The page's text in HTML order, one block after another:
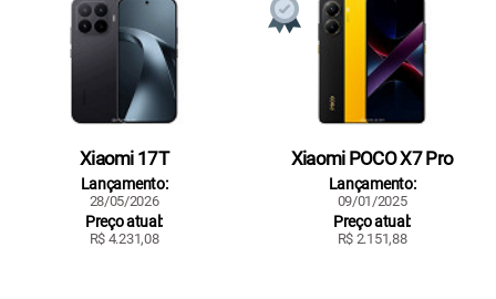
Xiaomi 17T
Lançamento:
28/05/2026
Preço atual:
R$ 4.231,08
Xiaomi POCO X7 Pro
Lançamento:
09/01/2025
Preço atual:
R$ 2.151,88